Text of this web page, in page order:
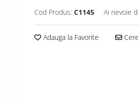
Cod Produs: C1145 Ai nevoie
Adauga la Favorite